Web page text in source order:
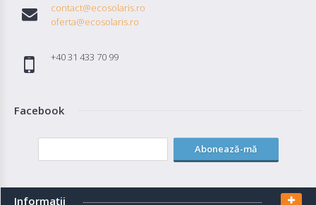
contact@ecosolaris.ro
oferta@ecosolaris.ro
+40 31 433 70 99
Facebook
Abonează-mă
Informaţii